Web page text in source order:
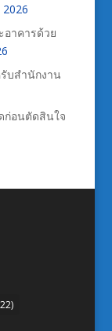
2026
อาคารด้วย
บสำนักงาน
ก่อนตัดสินใจ